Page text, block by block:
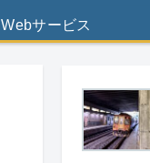
Webサービス